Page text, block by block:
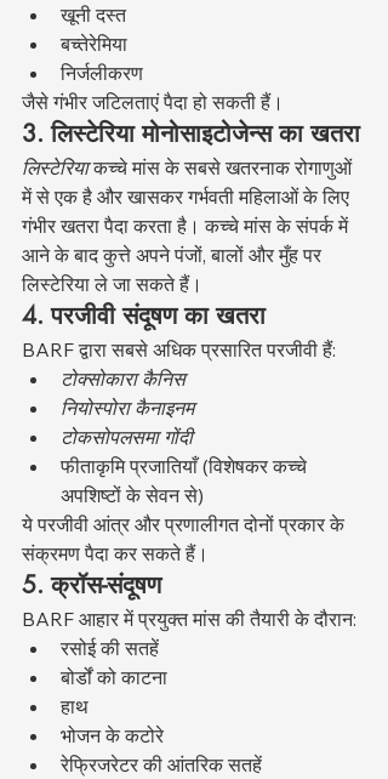
खूनी दस्त
बच्तेरेमिया
निर्जलीकरण
जैसे गंभीर जटिलताएं पैदा हो सकती हैं।
3. लिस्टेरिया मोनोसाइटोजेन्स का खतरा
लिस्टेरिया कच्चे मांस के सबसे खतरनाक रोगाणुओं
में से एक है और खासकर गर्भवती महिलाओं के लिए
गंभीर खतरा पैदा करता है। कच्चे मांस के संपर्क में
आने के बाद कुत्ते अपने पंजों, बालों और मुँह पर
लिस्टेरिया ले जा सकते हैं।
4. परजीवी संदूषण का खतरा
BARF द्वारा सबसे अधिक प्रसारित परजीवी हैं:
टोक्सोकारा कैनिस
नियोस्पोरा कैनाइनम
टोकसोपलसमा गोंदी
फीताकृमि प्रजातियाँ (विशेषकर कच्चे
अपशिष्टों के सेवन से)
ये परजीवी आंत्र और प्रणालीगत दोनों प्रकार के
संक्रमण पैदा कर सकते हैं।
5. क्रॉस-संदूषण
BARF आहार में प्रयुक्त मांस की तैयारी के दौरान:
रसोई की सतहें
बोर्डों को काटना
हाथ
भोजन के कटोरे
रेफ्रिजरेटर की आंतरिक सतहें